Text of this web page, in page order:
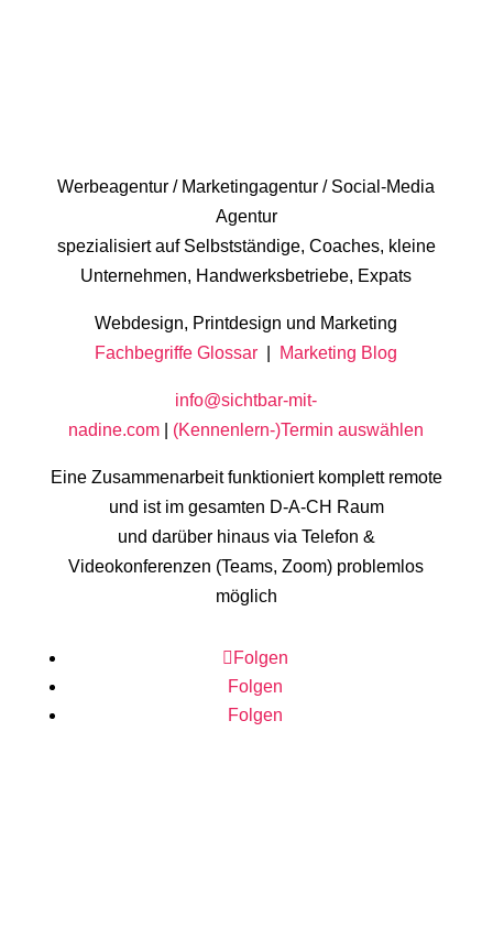
Werbeagentur / Marketingagentur / Social-Media
Agentur
spezialisiert auf Selbstständige, Coaches, kleine
Unternehmen, Handwerksbetriebe, Expats
Webdesign, Printdesign und Marketing
Fachbegriffe Glossar
Marketing Blog
info@sichtbar-mit-
nadine.com
(Kennenlern-)Termin auswählen
Eine Zusammenarbeit funktioniert komplett remote
und ist im gesamten D-A-CH Raum
und darüber hinaus via Telefon &
Videokonferenzen (Teams, Zoom) problemlos
möglich
Folgen
Folgen
Folgen